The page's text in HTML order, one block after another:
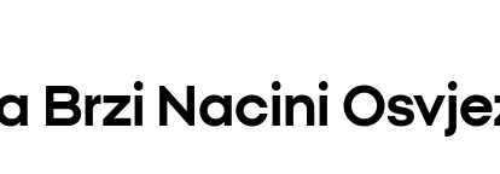
Brzi Nacini